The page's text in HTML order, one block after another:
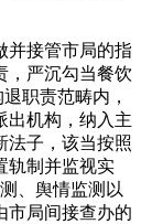
接管市局的指
，严沉勾当餐饮
职责范畴内，
出机构，纳入主
法子，该当按照
轨制并监视实
、舆情监测以
市局间接查办的